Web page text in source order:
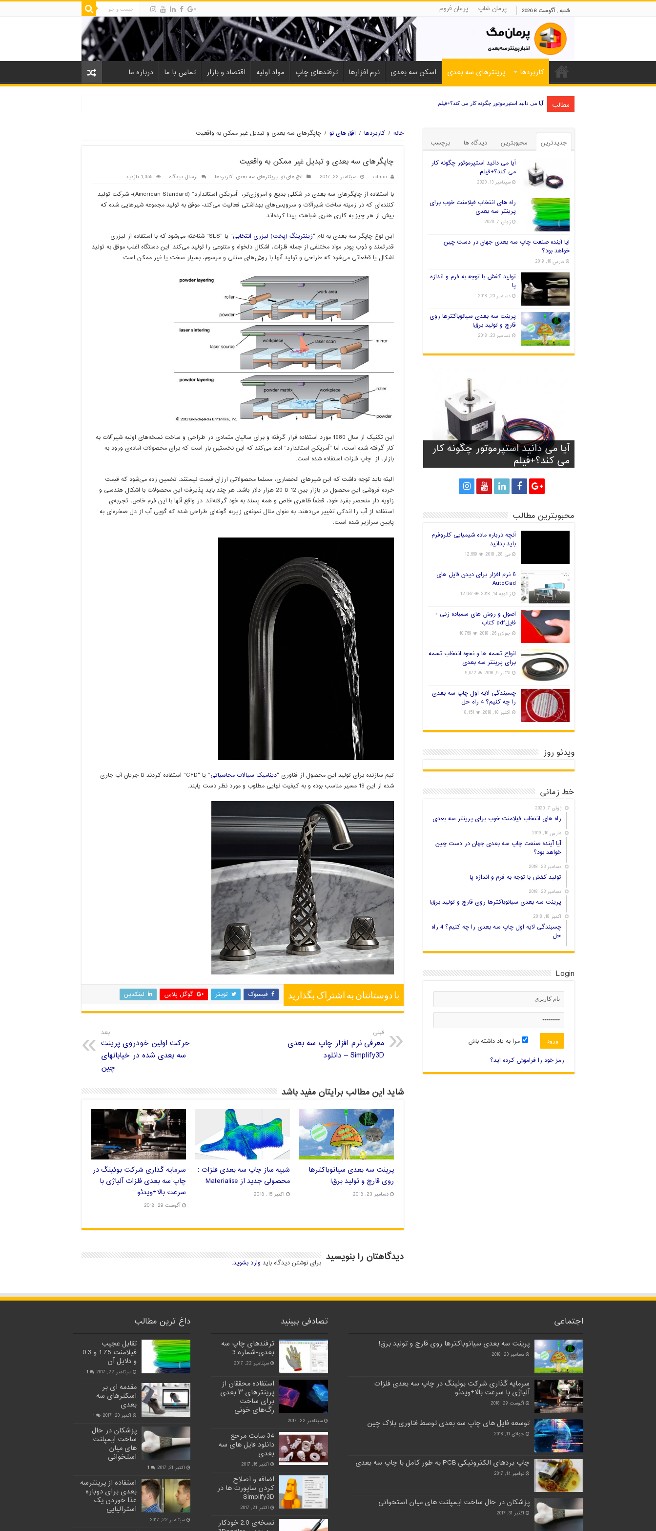
شنبه , آگوست 8 2026 پرمان شاپ پرمان فروم
کاربردها پرینترهای سه بعدی اسکن سه بعدی نرم افزارها ترفندهای چاپ مواد اولیه اقتصاد و بازار تماس با ما درباره ما
مطالب آیا می دانید استپرموتور چگونه کار می کند؟+فیلم
خانه / کاربردها / افق های نو / چاپگرهای سه بعدی و تبدیل غیر ممکن به واقعیت
چاپگرهای سه بعدی و تبدیل غیر ممکن به واقعیت
admin سپتامبر 22, 2017 افق های نو, پرینترهای سه بعدی, کاربردها ارسال دیدگاه 1,355 بازدید
با استفاده از چاپگرهای سه بعدی در شکلی بدیع و امروزی‌تر، “اَمریکن استاندارد” (American Standard)- شرکت تولید
کننده‌ای که در زمینه‌ ساخت شیرآلات و سرویس‌های بهداشتی فعالیت می‌کند- موفق به تولید مجموعه شیرهایی شده که
بیش از هر چیز به کاری هنری شباهت پیدا کرده‌اند.
این نوع چاپگر سه بعدی به نام “زینترینگ (پخت) لیزری انتخابی
” یا “SLS” شناخته می‌شود که با استفاده از لیزری
قدرتمند و ذوب پودر مواد مختلفی از جمله فلزات، اشکال دلخواه و متنوعی را تولید می‌کند. این دستگاه اغلب موفق به تولید
اشکال یا قطعاتی می‌شود که طراحی و تولید آنها با روش‌های سنتی و مرسوم، بسیار سخت یا غیر ممکن است.
این تکنیک از سال 1980 مورد استفاده قرار گرفته و برای سالیان متمادی در طراحی و ساخت نسخه‌های اولیه شیرآلات به
کار گرفته شده است، اما “اَمریکن استاندارد” ادعا می‌کند که این نخستین بار است که برای محصولات آماده‌ی ورود به
بازار، از چاپ فلزات استفاده شده است.
البته باید توجه داشت که این شیرهای انحصاری، مسلما محصولاتی ارزان قیمت نیستند. تخمین زده می‌شود که قیمت
خرده فروشی این محصول در بازار بین 12 تا 20 هزار دلار باشد. هر چند باید پذیرفت این محصولات با اشکال هندسی و
زاویه دار منحصر بفرد خود، قطعاً ظاهری خاص و همه پسند به خود گرفته‌اند. در واقع آنها با این فرم خاص، تجربه‌ی
استفاده از آب را اندکی تغییر می‌دهند. به عنوان مثال نمونه‌ی زیربه گونه‌ای طراحی شده که گویی آب از دل صخره‌ای به
پایین سرازیر شده است.
تیم سازنده برای تولید این محصول از فناوری “دینامیک سیالات محاسباتی
” یا “CFD” استفاده کردند تا جریان آب جاری
شده از این 19 مسیر مناسب بوده و به کیفیت نهایی مطلوب و مورد نظر دست یابند.
با دوستانتان به اشتراک بگذارید فیسبوک تویتر گوگل پلاس لینکدین
قبلی
معرفی نرم افزار چاپ سه بعدی
Simplify3D – دانلود
بعد
حرکت اولین خودروی پرینت
سه بعدی شده در خیابانهای
چین
شاید این مطالب برایتان مفید باشد
پرینت سه بعدی سیانوباکترها
روی قارچ و تولید برق!
دسامبر 23, 2018
شبیه ساز چاپ سه بعدی فلزات :
محصولی جدید از Materialise
اکتبر 15, 2018
سرمایه گذاری شرکت بوئینگ در
چاپ سه بعدی فلزات آلیاژی با
سرعت بالا+ویدئو
آگوست 29, 2018
دیدگاهتان را بنویسید برای نوشتن دیدگاه باید وارد بشوید.
جدیدترین محبوبترین دیدگاه ها برچسب
آیا می دانید استپرموتور چگونه کار
می کند؟+فیلم
سپتامبر 13, 2020
راه های انتخاب فیلامنت خوب برای
پرینتر سه بعدی
ژوئن 7, 2020
آیا آینده صنعت چاپ سه بعدی جهان در دست چین
خواهد بود؟
مارس 10, 2019
تولید کفش با توجه به فرم و اندازه
پا
دسامبر 23, 2018
پرینت سه بعدی سیانوباکترها روی
قارچ و تولید برق!
دسامبر 23, 2018
آیا می دانید استپرموتور چگونه کار
می کند؟+فیلم
راه های انتخاب فیلامنت خوب برای
پرینتر سه بعدی
آیا آینده صنعت چاپ سه بعدی
جهان در دست چین خواهد بود؟
تولید کفش با توجه به فرم و اندازه
پا
پرینت سه بعدی سیانوباکترها روی
قارچ و تولید برق!
محبوبترین مطالب
آنچه درباره ماده شیمیایی کلروفرم
باید بدانید
می 28, 2018 12,669
6 نرم افزار برای دیدن فایل های
AutoCad
ژانویه 14, 2018 12,637
اصول و روش های سمباده زنی +
فایلpdf کتاب
جولای 26, 2018 10,769
انواع تسمه ها و نحوه انتخاب تسمه
برای پرینتر سه بعدی
اکتبر 9, 2018 9,072
چسبندگی لایه اول چاپ سه بعدی
را چه کنیم؟ 4 راه حل
اکتبر 18, 2018 8,151
ویدئو روز
خط زمانی
ژوئن 7, 2020
راه های انتخاب فیلامنت خوب برای پرینتر سه بعدی
مارس 10, 2019
آیا آینده صنعت چاپ سه بعدی جهان در دست چین
خواهد بود؟
دسامبر 23, 2018
تولید کفش با توجه به فرم و اندازه پا
دسامبر 23, 2018
پرینت سه بعدی سیانوباکترها روی قارچ و تولید برق!
اکتبر 18, 2018
چسبندگی لایه اول چاپ سه بعدی را چه کنیم؟ 4 راه
حل
Login
مرا به یاد داشته باش
رمز خود را فراموش کرده اید؟
اجتماعی
پرینت سه بعدی سیانوباکترها روی قارچ و تولید برق!
دسامبر 23, 2018
سرمایه گذاری شرکت بوئینگ در چاپ سه بعدی فلزات
آلیاژی با سرعت بالا+ویدئو
آگوست 29, 2018
توسعه فایل های چاپ سه بعدی توسط فناوری بلاک چین
جولای 11, 2018
چاپ بردهای الکترونیکی PCB به طور کامل با چاپ سه بعدی
نوامبر 14, 2017
پزشکان در حال ساخت ایمپلنت های میان استخوانی
اکتبر 31, 2017
تصادفی ببینید
ترفندهای چاپ سه
بعدی-شماره 3
سپتامبر 22, 2017
استفاده محققان از
پرینترهای ۳ بعدی
برای ساخت
رگ‌های خونی
سپتامبر 22, 2017
34 سایت مرجع
دانلود فایل های سه
بعدی
اکتبر 16, 2017
اضافه و اصلاح
کردن ساپورت ها در
Simplify3D
اکتبر 21, 2017
نسخه‌ی 2.0 خودکار
داغ ترین مطالب
تقابل عجیب
فیلامنت 1.75 و 0.3
و دلایل آن
سپتامبر 22, 2017 1
مقدمه ای بر
اسکنرهای سه
بعدی
اکتبر 20, 2017 1
پزشکان در حال
ساخت ایمپلنت
های میان
استخوانی
اکتبر 31, 2017 1
استفاده از پرینترسه
بعدی برای دوباره
غذا خوردن یک
استرالیایی
سپتامبر 22, 2017